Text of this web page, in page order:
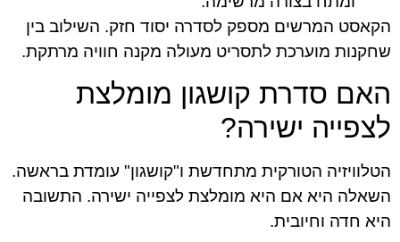
הקאסט המרשים מספק לסדרה יסוד חזק. השילוב בין
שחקנות מוערכת לתסריט מעולה מקנה חוויה מרתקת.
האם סדרת קושגון מומלצת
לצפייה ישירה?
הטלוויזיה הטורקית מתחדשת ו"קושגון" עומדת בראשה.
השאלה היא אם היא מומלצת לצפייה ישירה. התשובה
היא חדה וחיובית.